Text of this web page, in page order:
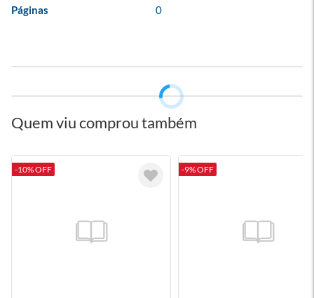
Páginas
0
Quem viu comprou também
-10% OFF -9% OFF